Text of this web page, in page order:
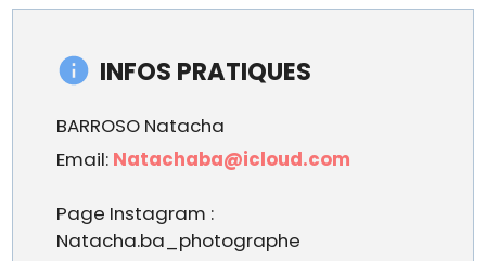
INFOS PRATIQUES
BARROSO Natacha
Email: Natachaba@icloud.com
Page Instagram :
Natacha.ba_photographe